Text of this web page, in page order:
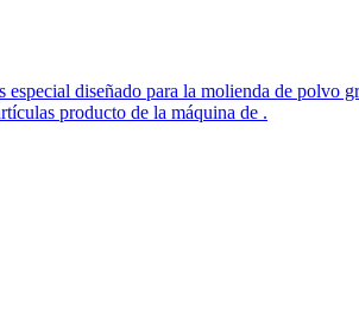
diseñado para la molienda de polvo
producto de la máquina de .